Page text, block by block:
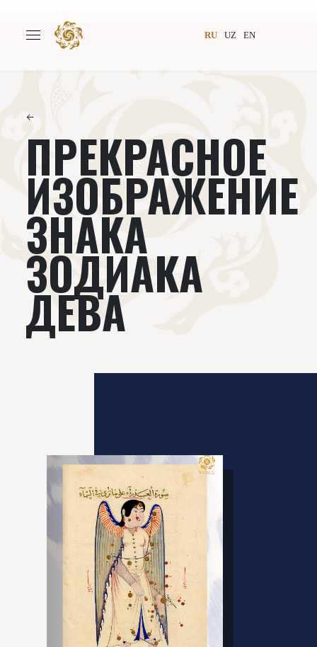
RU UZ EN
Всемирное общество
Издательство Новости
Проекты
Книги
←
ПРЕКРАСНОЕ
ИЗОБРАЖЕНИЕ
ЗНАКА
ЗОДИАКА
ДЕВА